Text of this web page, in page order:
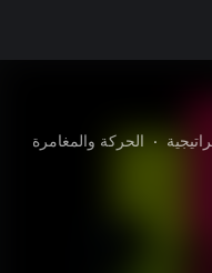
•
الحركة والمغامرة